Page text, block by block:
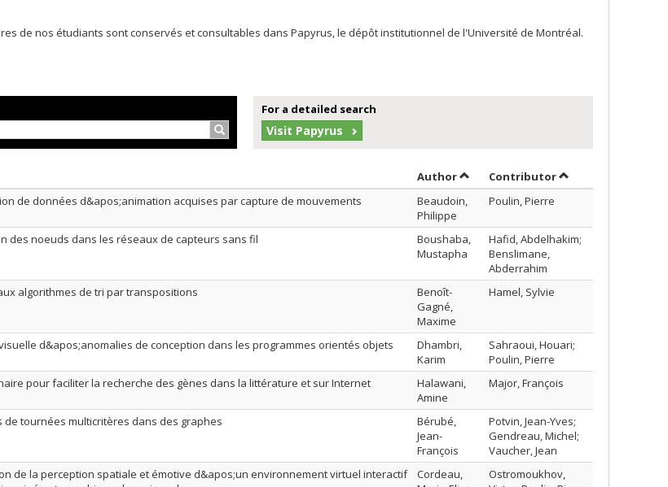
de nos étudiants sont conservés et consultables dans Papyrus, le dépôt institutionnel de l'Université de Montréal.
Search…
For a detailed search
Visit Papyrus
ascending order
by title in ascending order AuthorSort by author in ascending order
Contributorby contributor in
de données d&apos;animation acquises par capture de mouvements
Beaudoin,
Philippe
Poulin, Pierre
des noeuds dans les réseaux de capteurs sans fil
Boushaba,
Mustapha
Hafid, Abdelhakim;
Benslimane,
Abderrahim
algorithmes de tri par transpositions
Benoît-
Gagné,
Maxime
Hamel, Sylvie
d&apos;anomalies de conception dans les programmes orientés objets
Dhambri,
Karim
Sahraoui, Houari;
Poulin, Pierre
pour faciliter la recherche des gènes dans la littérature et sur Internet
Halawani,
Amine
Major, François
de tournées multicritères dans des graphes
Bérubé,
Jean-
François
Potvin, Jean-Yves;
Gendreau, Michel;
Vaucher, Jean
de la perception spatiale et émotive d&apos;un environnement virtuel interactif
Cordeau,
Ostromoukhov,